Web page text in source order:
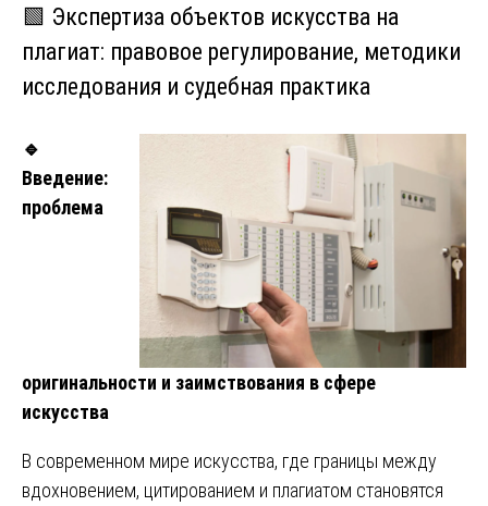
🟩 Экспертиза объектов искусства на
плагиат: правовое регулирование, методики
исследования и судебная практика
🔹
Введение:
проблема
оригинальности и заимствования в сфере
искусства
В современном мире искусства, где границы между
вдохновением, цитированием и плагиатом становятся